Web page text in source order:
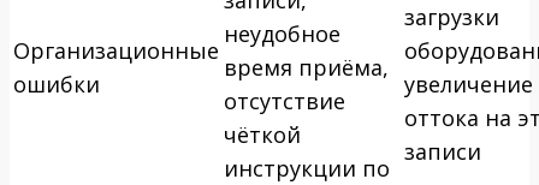
Организационные
ошибки
неудобное
время приёма,
отсутствие
чёткой
инструкции по
загрузки
увеличение
оттока на
записи